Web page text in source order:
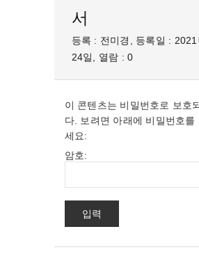
서
등록 : 전미경, 등록일 : 2021
24일, 열람 : 0
이 콘텐츠는 비밀번호로 보호
다. 보려면 아래에 비밀번호를
세요:
암호: